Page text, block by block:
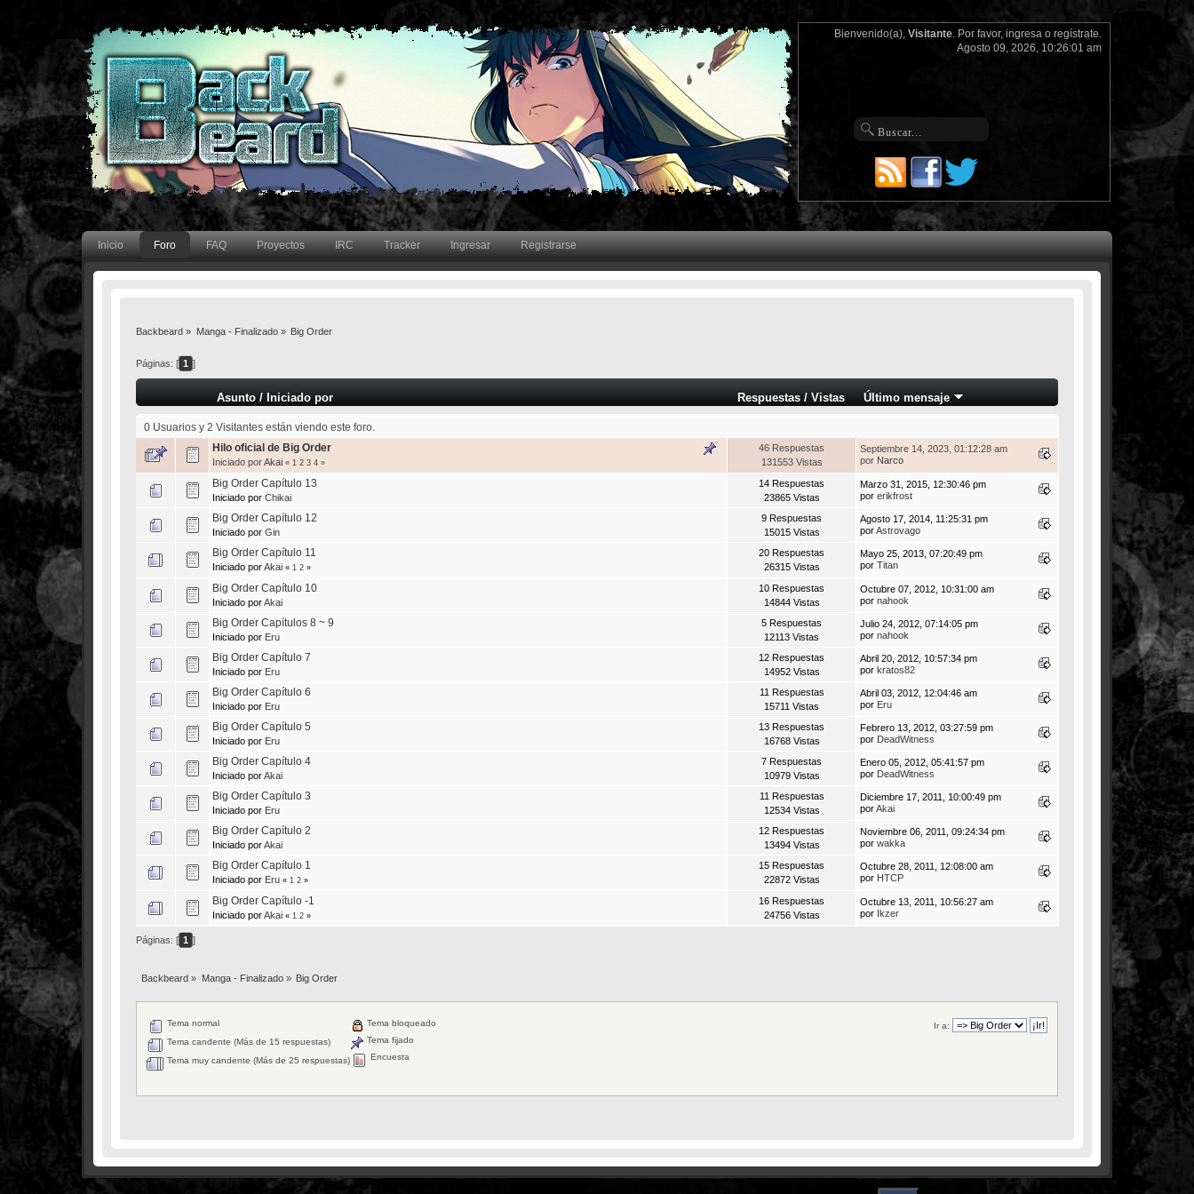
Bienvenido(a), Visitante. Por favor, ingresao regístrate.
Agosto 09, 2026, 10:26:01 am
Inicio Foro FAQ Proyectos IRC Tracker Ingresar Registrarse
Backbeard » Manga - Finalizado» Big Order
Páginas: [ 1 ]
Asunto /Iniciado por Respuestas / Vistas Último mensaje
0 Usuarios y 2 Visitantes están viendo este foro.
Hilo oficial de Big Order
Iniciado porAkai « 1 2 3 4 »
46 Respuestas
131553 Vistas
Septiembre 14, 2023, 01:12:28 am
por Narco
Big Order Capítulo 13
Iniciado por Chikai
14 Respuestas
23865 Vistas
Marzo 31, 2015, 12:30:46 pm
por erikfrost
Big Order Capítulo 12
Iniciado por Gin
9 Respuestas
15015 Vistas
Agosto 17, 2014, 11:25:31 pm
porAstrovago
Big Order Capítulo 11
Iniciado porAkai « 1 2 »
20 Respuestas
26315 Vistas
Mayo 25, 2013, 07:20:49 pm
por Titan
Big Order Capítulo 10
Iniciado porAkai
10 Respuestas
14844 Vistas
Octubre 07, 2012, 10:31:00 am
por nahook
Big Order Capítulos 8 ~ 9
Iniciado por Eru
5 Respuestas
12113 Vistas
Julio 24, 2012, 07:14:05 pm
por nahook
Big Order Capítulo 7
Iniciado por Eru
12 Respuestas
14952 Vistas
Abril 20, 2012, 10:57:34 pm
por kratos82
Big Order Capítulo 6
Iniciado por Eru
11 Respuestas
15711 Vistas
Abril 03, 2012, 12:04:46 am
por Eru
Big Order Capítulo 5
Iniciado por Eru
13 Respuestas
16768 Vistas
Febrero 13, 2012, 03:27:59 pm
por DeadWitness
Big Order Capítulo 4
Iniciado porAkai
7 Respuestas
10979 Vistas
Enero 05, 2012, 05:41:57 pm
por DeadWitness
Big Order Capítulo 3
Iniciado por Eru
11 Respuestas
12534 Vistas
Diciembre 17, 2011, 10:00:49 pm
porAkai
Big Order Capítulo 2
Iniciado porAkai
12 Respuestas
13494 Vistas
Noviembre 06, 2011, 09:24:34 pm
por wakka
Big Order Capítulo 1
Iniciado por Eru « 1 2 »
15 Respuestas
22872 Vistas
Octubre 28, 2011, 12:08:00 am
por HTCP
Big Order Capítulo -1
Iniciado porAkai « 1 2 »
16 Respuestas
24756 Vistas
Octubre 13, 2011, 10:56:27 am
por Ikzer
Páginas: [ 1 ]
Backbeard » Manga - Finalizado» Big Order
Ir a:
Tema normal
Tema candente (Más de 15 respuestas)
Tema muy candente (Más de 25 respuestas)
Tema bloqueado
Tema fijado
Encuesta